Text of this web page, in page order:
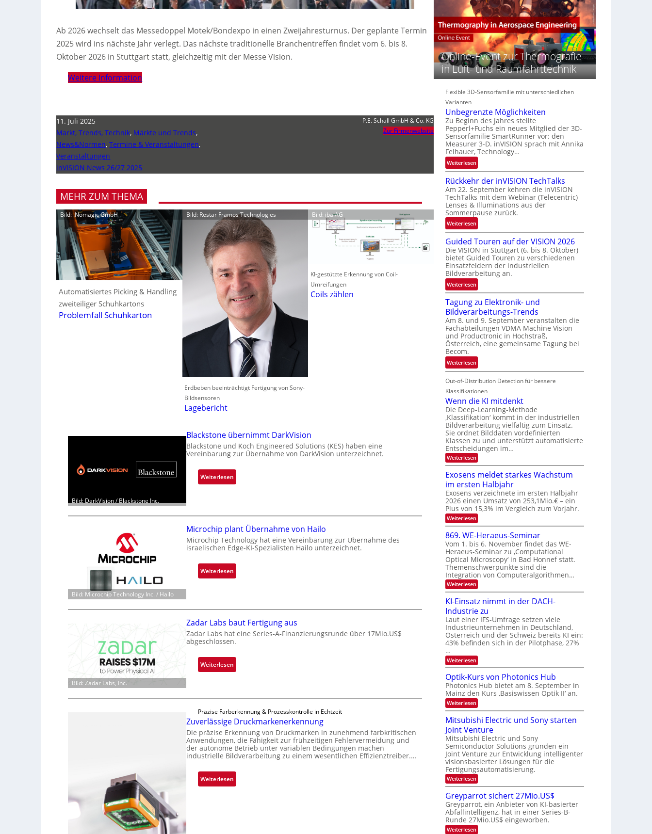
Ab 2026 wechselt das Messedoppel Motek/Bondexpo in einen Zweijahresturnus. Der geplante Termin
2025 wird ins nächste Jahr verlegt. Das nächste traditionelle Branchentreffen findet vom 6. bis 8.
Oktober 2026 in Stuttgart statt, gleichzeitig mit der Messe Vision.
Weitere Information
11. Juli 2025
Markt, Trends, Technik, Märkte und Trends,
News&Normen,Termine & Veranstaltungen,
Veranstaltungen
inVISION News 26/27 2025
P.E. Schall GmbH & Co. KG
Zur Firmenwebsite
MEHR ZUM THEMA
Bild: .Nomagic GmbH
Automatisiertes Picking & Handling
zweiteiliger Schuhkartons
Problemfall Schuhkarton
Bild: Restar Framos Technologies
Erdbeben beeinträchtigt Fertigung von Sony-
Bildsensoren
Lagebericht
Bild: iba AG
KI-gestützte Erkennung von Coil-
Umreifungen
Coils zählen
Bild: DarkVision / Blackstone Inc.
Blackstone übernimmt DarkVision
Blackstone und Koch Engineered Solutions (KES) haben eine
Vereinbarung zur Übernahme von DarkVision unterzeichnet.
Weiterlesen:
B
c
k
s
t
e
e
i
m
t
r
k
V
i
s
i
n
Bild: Microchip Technology Inc. / Hailo
Microchip plant Übernahme von Hailo
Microchip Technology hat eine Vereinbarung zur Übernahme des
israelischen Edge-KI-Spezialisten Hailo unterzeichnet.
Weiterlesen:
M
r
o
c
h
p
p
t
Ü
b
e
r
a
h
Bild: Zadar Labs, Inc.
Zadar Labs baut Fertigung aus
Zadar Labs hat eine Series-A-Finanzierungsrunde über 17Mio.US$
abgeschlossen.
Weiterlesen:
Z
r
L
a
b
s
u
Präzise Farberkennung & Prozesskontrolle in Echtzeit
Zuverlässige Druckmarkenerkennung
Die präzise Erkennung von Druckmarken in zunehmend farbkritischen
Anwendungen, die Fähigkeit zur frühzeitigen Fehlervermeidung und
der autonome Betrieb unter variablen Bedingungen machen
industrielle Bildverarbeitung zu einem wesentlichen Effizienztreiber.…
Weiterlesen:
Z
e
a
c
t
S
e
r
e
s
-
B
-
R
u
n
d
e
E
M
E
A
R
e
g
o
n
p
e
r
s
p
e
c
t
r
N
e
w
s
Online-Event zur Thermografie
in Luft- und Raumfahrttechnik
Flexible 3D-Sensorfamilie mit unterschiedlichen
Varianten
Unbegrenzte Möglichkeiten
Zu Beginn des Jahres stellte
Pepperl+Fuchs ein neues Mitglied der 3D-
Sensorfamilie SmartRunner vor: den
Measurer 3-D. inVISION sprach mit Annika
Felhauer, Technology…
Weiterlesen:
U
n
b
e
g
r
e
z
t
e
M
g
l
i
c
h
k
e
i
t
e
n
Rückkehr der inVISION TechTalks
Am 22. September kehren die inVISION
TechTalks mit dem Webinar (Telecentric)
Lenses & Illuminations aus der
Sommerpause zurück.
Weiterlesen:
R
ü
c
k
k
e
h
d
e
r
i
n
I
S
I
O
N
T
e
c
h
T
a
l
k
Guided Touren auf der VISION 2026
Die VISION in Stuttgart (6. bis 8. Oktober)
bietet Guided Touren zu verschiedenen
Einsatzfeldern der industriellen
Bildverarbeitung an.
Weiterlesen:
G
u
i
d
e
d
T
o
u
e
n
a
u
f
d
e
r
V
I
S
I
O
N
2
0
2
6
Tagung zu Elektronik- und
Bildverarbeitungs-Trends
Am 8. und 9. September veranstalten die
Fachabteilungen VDMA Machine Vision
und Productronic in Hochstraß,
Österreich, eine gemeinsame Tagung bei
Becom.
Weiterlesen:
T
a
g
u
n
g
z
u
E
l
e
k
t
r
o
n
i
k
-
u
n
d
B
i
l
d
v
e
r
a
r
b
e
i
t
u
n
g
s
-
T
r
e
n
d
s
Out-of-Distribution Detection für bessere
Klassifikationen
Wenn die KI mitdenkt
Die Deep-Learning-Methode
‚Klassifikation‘ kommt in der industriellen
Bildverarbeitung vielfältig zum Einsatz.
Sie ordnet Bilddaten vordefinierten
Klassen zu und unterstützt automatisierte
Entscheidungen im…
Weiterlesen:
W
n
n
d
i
e
K
I
m
i
t
d
e
n
k
t
Exosens meldet starkes Wachstum
im ersten Halbjahr
Exosens verzeichnete im ersten Halbjahr
2026 einen Umsatz von 253,1Mio.€ – ein
Plus von 15,3% im Vergleich zum Vorjahr.
Weiterlesen:
E
x
o
s
e
n
s
m
e
l
d
e
t
s
t
a
r
k
e
W
a
h
s
t
u
m
m
e
r
s
t
e
n
H
a
l
b
j
a
h
r
869. WE-Heraeus-Seminar
Vom 1. bis 6. November findet das WE-
Heraeus-Seminar zu ‚Computational
Optical Microscopy‘ in Bad Honnef statt.
Themenschwerpunkte sind die
Integration von Computeralgorithmen…
Weiterlesen:
8
9
.
W
E
-
H
e
a
e
s
-
S
e
m
i
n
a
r
KI-Einsatz nimmt in der DACH-
Industrie zu
Laut einer IFS-Umfrage setzen viele
Industrieunternehmen in Deutschland,
Österreich und der Schweiz bereits KI ein:
43% befinden sich in der Pilotphase, 27%
…
Weiterlesen:
K
-
E
i
n
s
a
t
z
n
i
m
m
t
i
n
d
e
r
D
A
C
H
-
Optik-Kurs von Photonics Hub
Photonics Hub bietet am 8. September in
Mainz den Kurs ‚Basiswissen Optik II‘ an.
Weiterlesen:
O
p
t
i
k
-
K
u
r
s
v
o
P
h
o
t
o
n
Mitsubishi Electric und Sony starten
Joint Venture
Mitsubishi Electric und Sony
Semiconductor Solutions gründen ein
Joint Venture zur Entwicklung intelligenter
visionsbasierter Lösungen für die
Fertigungsautomatisierung.
Weiterlesen:
M
t
s
u
b
i
s
Greyparrot sichert 27Mio.US$
Greyparrot, ein Anbieter von KI-basierter
Abfallintelligenz, hat in einer Series-B-
Runde 27Mio.US$ eingeworben.
Weiterlesen: